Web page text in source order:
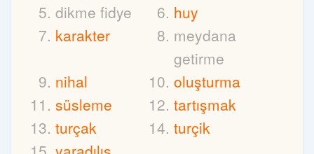
dikme fidye
huy
karakter
meydana
getirme
nihal
oluşturma
süsleme
tartışmak
turçak
turçik